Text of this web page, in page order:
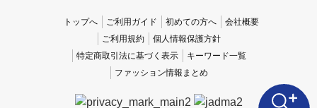
トップへ ご利用ガイド 初めての方へ
会社概要
ご利用規約
個人情報保護方針
特定商取引法に基づく表示
キーワード一覧
ファッション情報まとめ